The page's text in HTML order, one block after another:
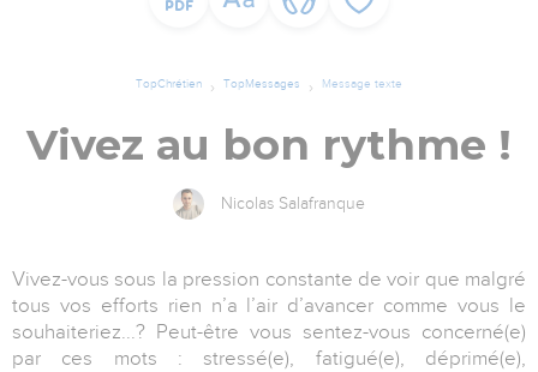
TopChrétien TopMessages Message texte
Vivez au bon rythme !
Nicolas Salafranque
Vivez-vous sous la pression constante de voir que malgré
tous vos efforts rien n’a l’air d’avancer comme vous le
souhaiteriez...? Peut-être vous sentez-vous concerné(e)
par ces mots : stressé(e), fatigué(e), déprimé(e),